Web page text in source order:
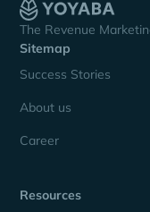
The Revenue
Sitemap
Success Stories
About us
Career
Resources